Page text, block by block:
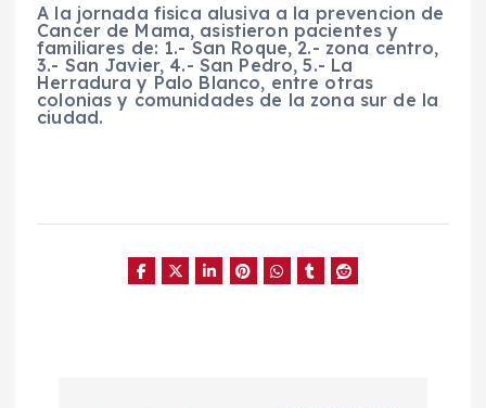
A la jornada fisica alusiva a la prevencion de
Cancer de Mama, asistieron pacientes y
familiares de: 1.- San Roque, 2.- zona centro,
3.- San Javier, 4.- San Pedro, 5.- La
Herradura y Palo Blanco, entre otras
colonias y comunidades de la zona sur de la
ciudad.